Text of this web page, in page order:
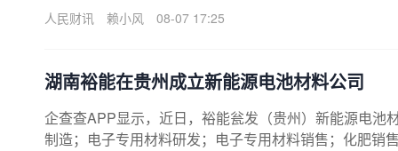
人民财讯
赖小风 08-07 17:25
湖南裕能在贵州成立新能源电池材料公司
企查查APP显示，近日，裕能瓮发（贵州）新能源电池
制造；电子专用材料研发；电子专用材料销售；化肥销